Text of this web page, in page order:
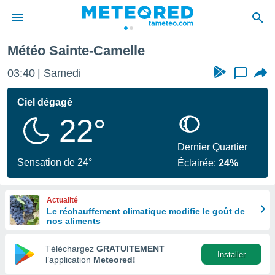
de
en
Météo Sainte-Camelle
03:40 Samedi ...
Ciel dégagé
22°
Sensation de 24°
Dernier Quartier
Éclairée:24%
Actualité
Le réchauffement climatique modifie le goût de
nos aliments
Téléchargez GRATUITEMENT
l’application Meteored!
Installer